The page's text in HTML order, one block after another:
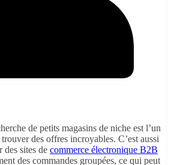
de petits magasins de niche est l’un
des offres incroyables. C’est aussi
des sites de commerce électronique B2B
des commandes groupées, ce qui peut